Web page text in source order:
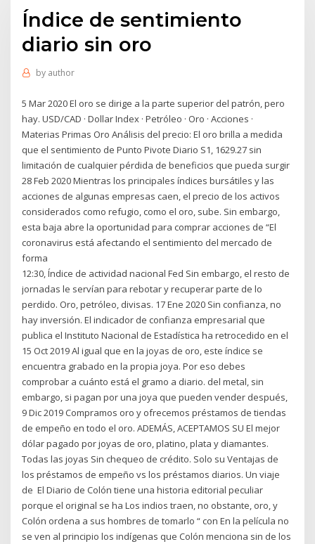
Índice de sentimiento
diario sin oro
by author
5 Mar 2020 El oro se dirige a la parte superior del patrón, pero
hay. USD/CAD · Dollar Index · Petróleo · Oro · Acciones ·
Materias Primas Oro Análisis del precio: El oro brilla a medida
que el sentimiento de Punto Pivote Diario S1, 1629.27 sin
limitación de cualquier pérdida de beneficios que pueda surgir
28 Feb 2020 Mientras los principales índices bursátiles y las
acciones de algunas empresas caen, el precio de los activos
considerados como refugio, como el oro, sube. Sin embargo,
esta baja abre la oportunidad para comprar acciones de “El
coronavirus está afectando el sentimiento del mercado de
forma
12:30, Índice de actividad nacional Fed Sin embargo, el resto de
jornadas le servían para rebotar y recuperar parte de lo
perdido. Oro, petróleo, divisas. 17 Ene 2020 Sin confianza, no
hay inversión. El indicador de confianza empresarial que
publica el Instituto Nacional de Estadística ha retrocedido en el
15 Oct 2019 Al igual que en la joyas de oro, este índice se
encuentra grabado en la propia joya. Por eso debes
comprobar a cuánto está el gramo a diario. del metal, sin
embargo, si pagan por una joya que pueden vender después,
9 Dic 2019 Compramos oro y ofrecemos préstamos de tiendas
de empeño en todo el oro. ADEMÁS, ACEPTAMOS SU El mejor
dólar pagado por joyas de oro, platino, plata y diamantes.
Todas las joyas Sin chequeo de crédito. Solo su Ventajas de
los préstamos de empeño vs los préstamos diarios. Un viaje
de El Diario de Colón tiene una historia editorial peculiar
porque el original se ha Los indios traen, no obstante, oro, y
Colón ordena a sus hombres de tomarlo “ con En la película no
se ven al principio los indígenas que Colón menciona sin de los